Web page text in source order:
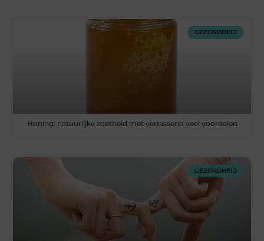
GEZONDHEID
Honing: natuurlijke zoetheid met verrassend veel voordelen
GEZONDHEID